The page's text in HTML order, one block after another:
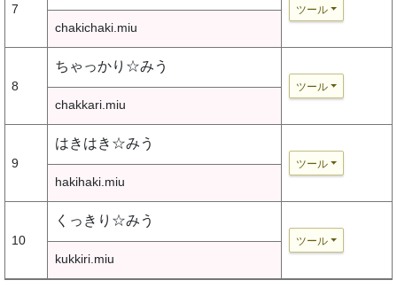
7 ツール
chakichaki.miu
8
ちゃっかり☆みう
ツール
chakkari.miu
9
はきはき☆みう
ツール
hakihaki.miu
10
くっきり☆みう
ツール
kukkiri.miu